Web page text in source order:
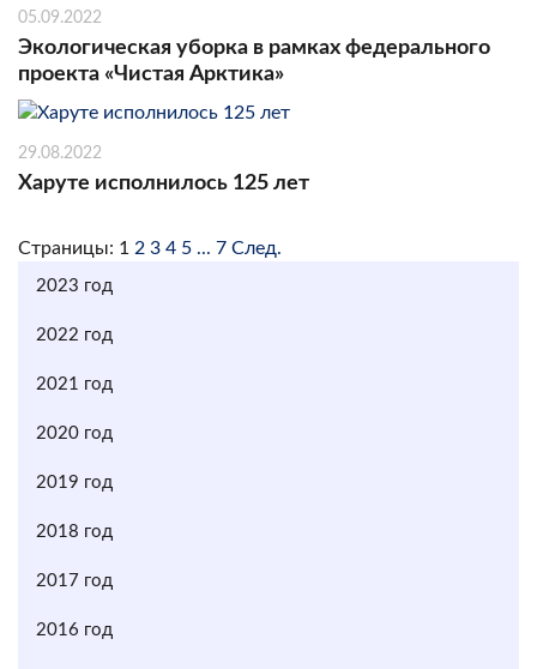
05.09.2022
Экологическая уборка в рамках федерального
проекта «Чистая Арктика»
29.08.2022
Харуте исполнилось 125 лет
Страницы: 1 2 3 4 5 ... 7 След.
2023 год
2022 год
2021 год
2020 год
2019 год
2018 год
2017 год
2016 год